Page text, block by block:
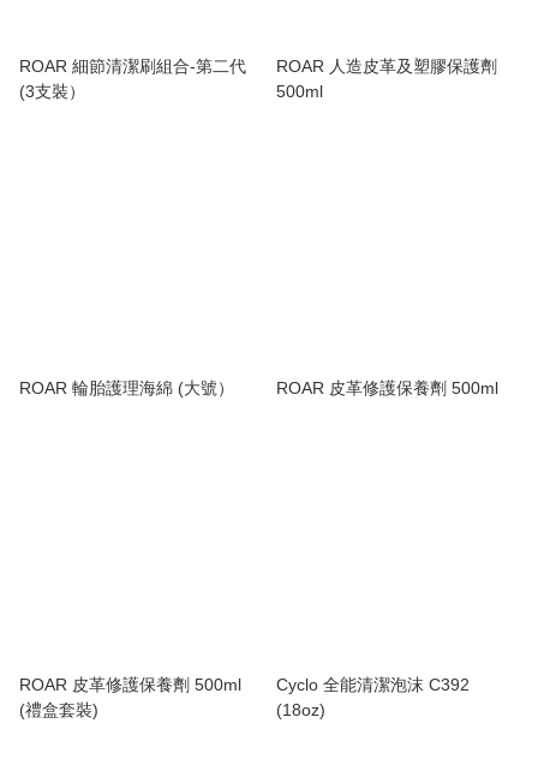
ROAR 細節清潔刷組合-第二代
(3支裝）
ROAR 人造皮革及塑膠保護劑
500ml
ROAR 輪胎護理海綿 (大號） ROAR 皮革修護保養劑 500ml
ROAR 皮革修護保養劑 500ml
(禮盒套裝)
Cyclo 全能清潔泡沫 C392
(18oz)